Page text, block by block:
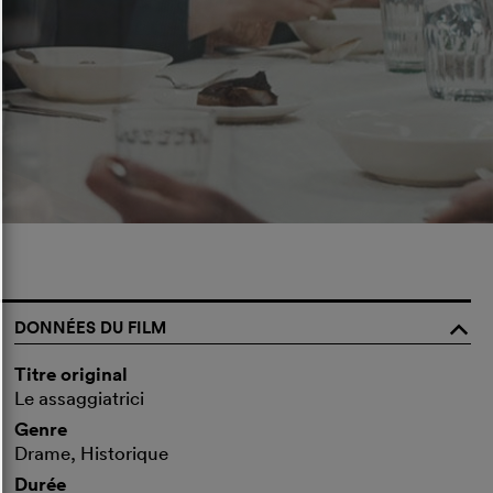
DONNÉES DU FILM
o
Titre original
Le assaggiatrici
Genre
Drame, Historique
Durée